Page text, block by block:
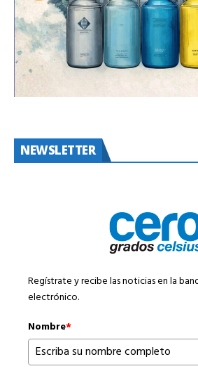
NEWSLETTER
Regístrate y recibe las noticias en la
electrónico.
Nombre*